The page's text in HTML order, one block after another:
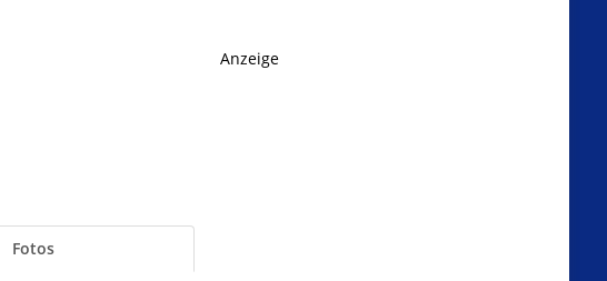
Fotos
Anzeige